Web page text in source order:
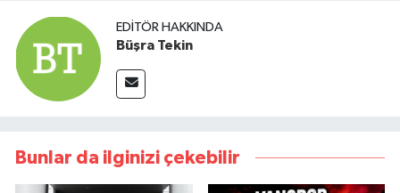
EDITÖR HAKKINDA
Büşra Tekin
Bunlar da ilginizi çekebilir